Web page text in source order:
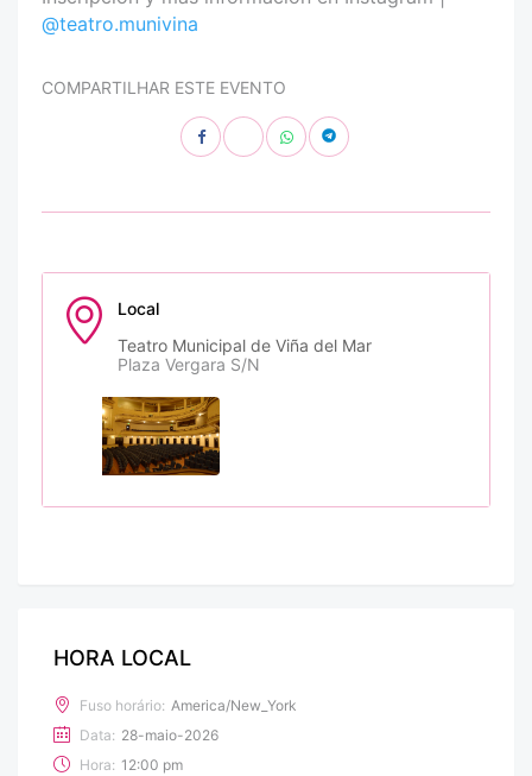
@teatro.munivina
COMPARTILHAR ESTE EVENTO
Local
Teatro Municipal de Viña del Mar
Plaza Vergara S/N
HORA LOCAL
Fuso horário: America/New_York
Data: 28-maio-2026
Hora: 12:00 pm